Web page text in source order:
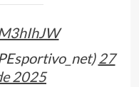
27
2025